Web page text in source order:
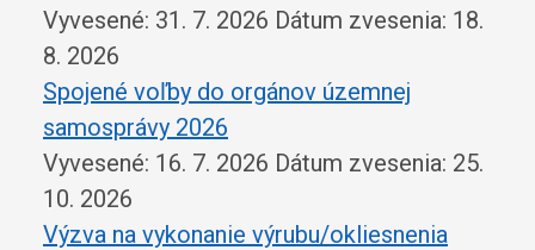
Vyvesené: 31. 7. 2026 Dátum zvesenia: 18.
8. 2026
Spojené voľby do orgánov územnej
samosprávy 2026
Vyvesené: 16. 7. 2026 Dátum zvesenia: 25.
10. 2026
Výzva na vykonanie výrubu/okliesnenia